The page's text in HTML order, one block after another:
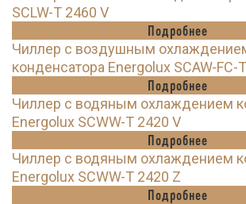
SCLW-T 2460 V
Подробнее
Чиллер с воздушным
конденсатора Energolux SCAW-FC-
Подробнее
Чиллер с водяным охлаждением
Energolux SCWW-T 2420 V
Подробнее
Чиллер с водяным охлаждением
Energolux SCWW-T 2420 Z
Подробнее